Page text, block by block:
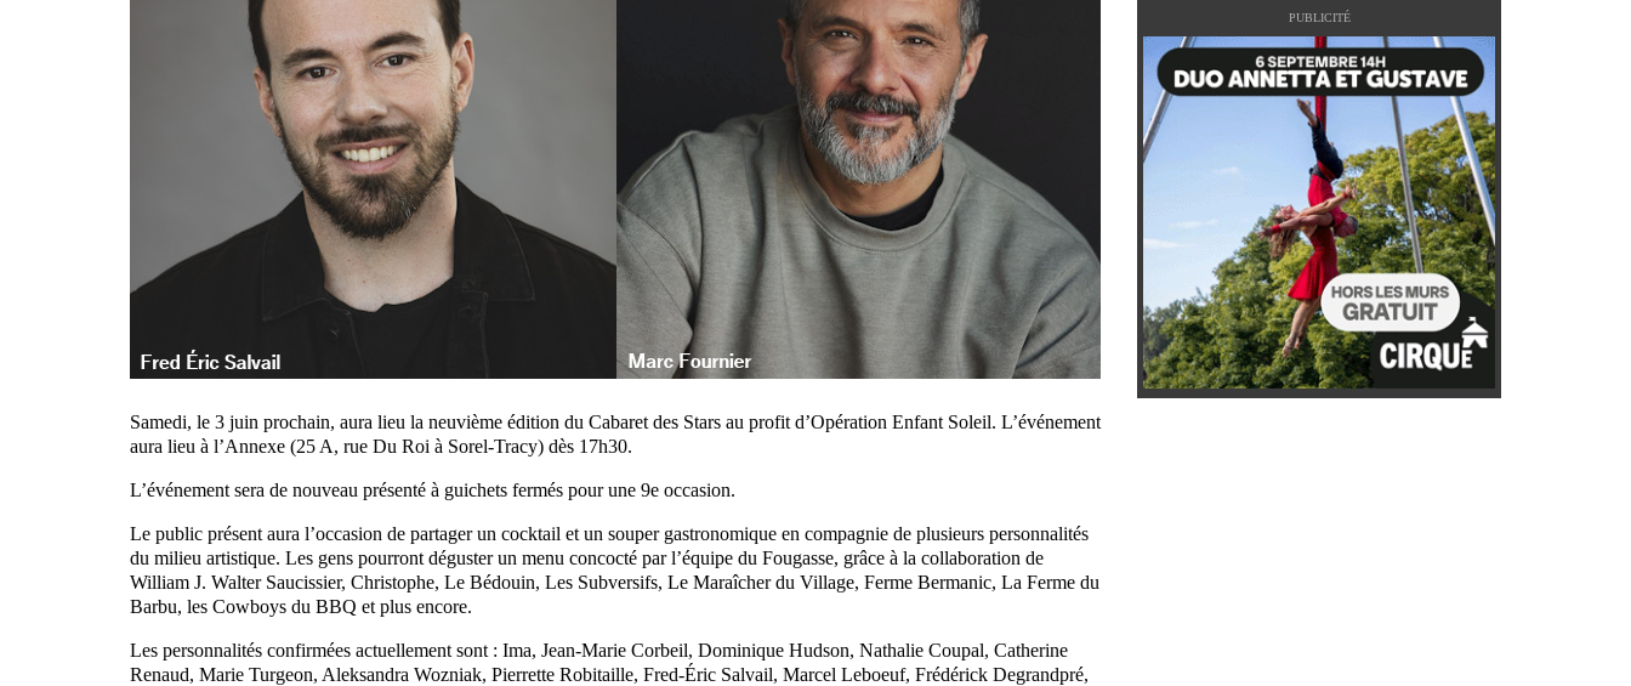
Samedi, le 3 juin prochain, aura lieu la neuvième édition du Cabaret des Stars au profit d’Opération Enfant Soleil. L’événement
aura lieu à l’Annexe (25 A, rue Du Roi à Sorel-Tracy) dès 17h30.
L’événement sera de nouveau présenté à guichets fermés pour une 9e occasion.
Le public présent aura l’occasion de partager un cocktail et un souper gastronomique en compagnie de plusieurs personnalités
du milieu artistique. Les gens pourront déguster un menu concocté par l’équipe du Fougasse, grâce à la collaboration de
William J. Walter Saucissier, Christophe, Le Bédouin, Les Subversifs, Le Maraîcher du Village, Ferme Bermanic, La Ferme du
Barbu, les Cowboys du BBQ et plus encore.
Les personnalités confirmées actuellement sont : Ima, Jean-Marie Corbeil, Dominique Hudson, Nathalie Coupal, Catherine
Renaud, Marie Turgeon, Aleksandra Wozniak, Pierrette Robitaille, Fred-Éric Salvail, Marcel Leboeuf, Frédérick Degrandpré,
PUBLICITÉ